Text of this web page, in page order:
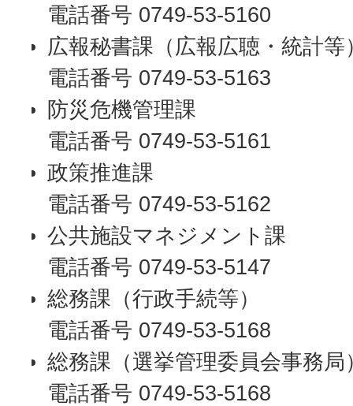
電話番号 0749-53-5160
広報秘書課（広報広聴・統計等
電話番号 0749-53-5163
防災危機管理課
電話番号 0749-53-5161
政策推進課
電話番号 0749-53-5162
公共施設マネジメント課
電話番号 0749-53-5147
総務課（行政手続等）
電話番号 0749-53-5168
総務課（選挙管理委員会事務局
電話番号 0749-53-5168